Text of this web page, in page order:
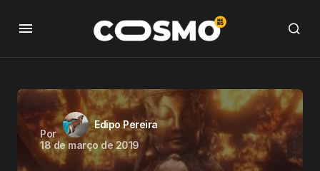
Por
Edipo Pereira
18 de março de 2019